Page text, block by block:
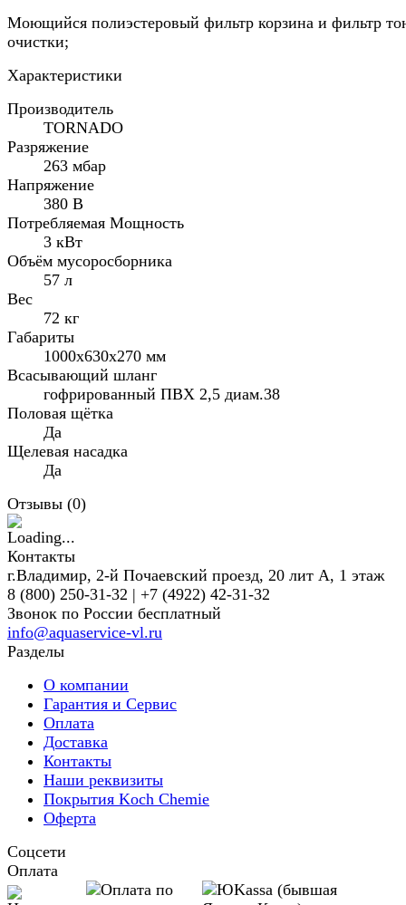
Моющийся полиэстеровый фильтр корзина и фильтр
очистки;
Характеристики
Производитель
TORNADO
Разряжение
263 мбар
Напряжение
380 В
Потребляемая Мощность
3 кВт
Объём мусоросборника
57 л
Вес
72 кг
Габариты
1000х630х270 мм
Всасывающий шланг
гофрированный ПВХ 2,5 диам.38
Половая щётка
Да
Щелевая насадка
Да
Отзывы (0)
Контакты
г.Владимир, 2-й Почаевский проезд, 20 лит А, 1 этаж
8 (800) 250-31-32 | +7 (4922) 42-31-32
Звонок по России бесплатный
info@aquaservice-vl.ru
Разделы
О компании
Гарантия и Сервис
Оплата
Доставка
Контакты
Наши реквизиты
Покрытия Koch Chemie
Оферта
Соцсети
Оплата